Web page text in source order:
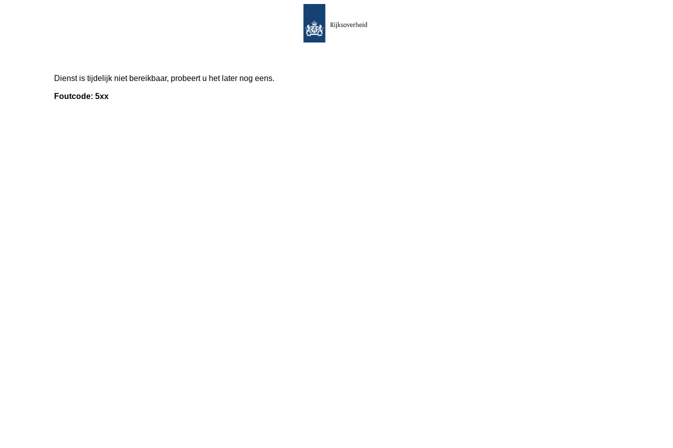
Dienst is tijdelijk niet bereikbaar, probeert u het later nog eens.
Foutcode: 5xx